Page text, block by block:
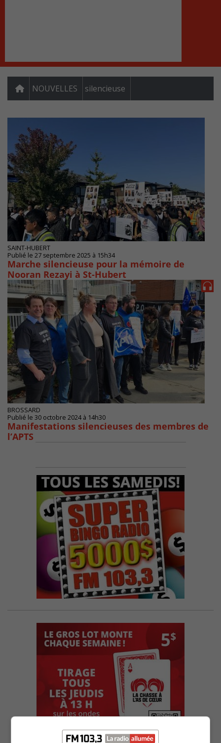
NOUVELLES silencieuse
SAINT-HUBERT
Publié le 27 septembre 2025 à 15h34
Marche silencieuse pour la mémoire de
Nooran Rezayi à St-Hubert
BROSSARD
Publié le 30 octobre 2024 à 14h30
Manifestations silencieuses des membres de
l’APTS